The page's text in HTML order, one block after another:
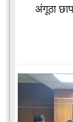
अंगूठा